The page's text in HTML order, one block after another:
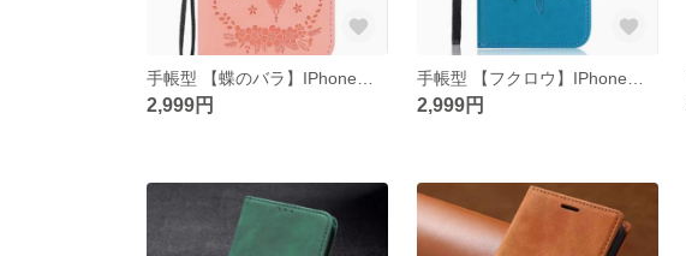
2,999円 2,999円